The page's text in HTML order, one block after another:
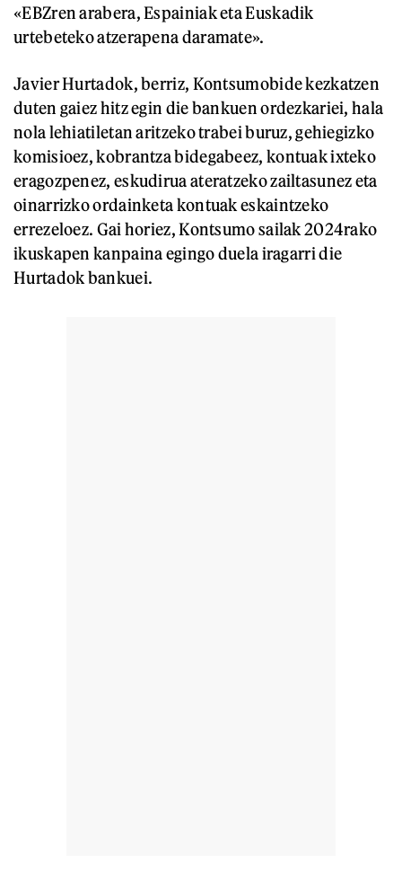
«EBZren arabera, Espainiak eta Euskadik
urtebeteko atzerapena daramate».
Javier Hurtadok, berriz, Kontsumobide kezkatzen
duten gaiez hitz egin die bankuen ordezkariei, hala
nola lehiatiletan aritzeko trabei buruz, gehiegizko
komisioez, kobrantza bidegabeez, kontuak ixteko
eragozpenez, eskudirua ateratzeko zailtasunez eta
oinarrizko ordainketa kontuak eskaintzeko
errezeloez. Gai horiez, Kontsumo sailak 2024rako
ikuskapen kanpaina egingo duela iragarri die
Hurtadok bankuei.